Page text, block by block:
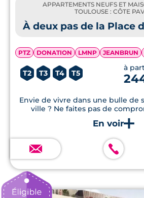
APPARTEMENTS NEUFS ET
TOULOUSE : CÔTE
À deux pas de la Place
PTZ DONATION LMNP JEANBRUN
T2 T3 T4 T5
à
Envie de vivre dans une bulle de
ville ? Ne faites pas de
résidence de standing,
pas de la place de